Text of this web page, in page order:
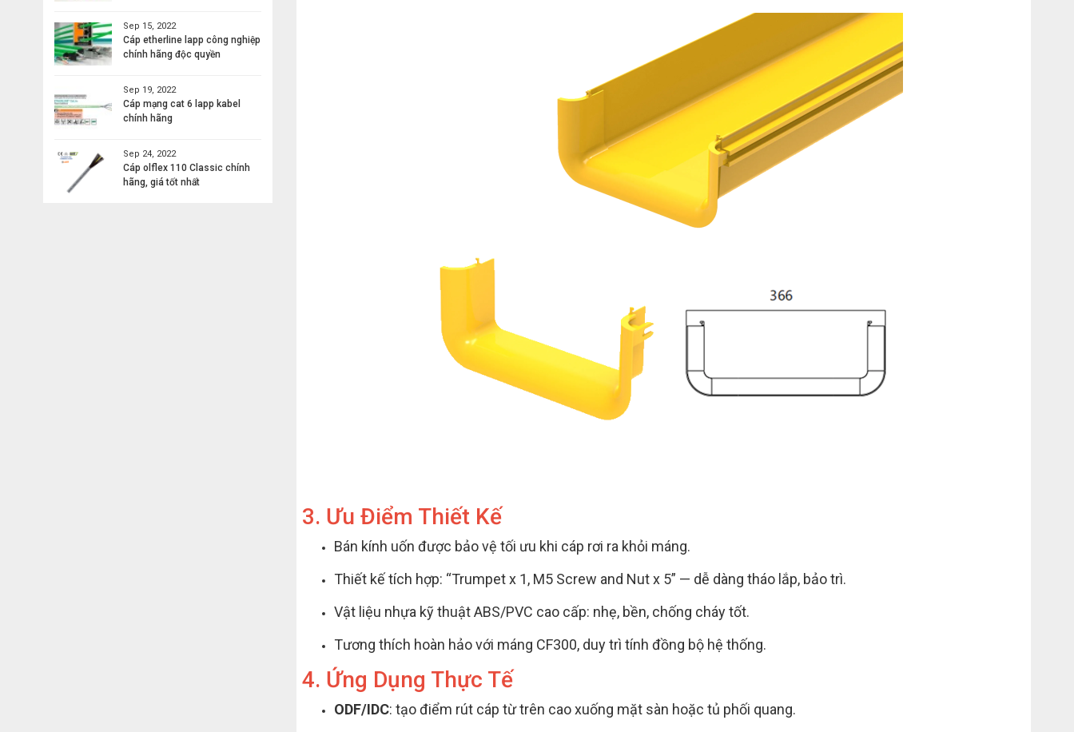
Sep 15, 2022
Cáp etherline lapp công nghiệp
chính hãng độc quyền
Sep 19, 2022
Cáp mạng cat 6 lapp kabel
chính hãng
Sep 24, 2022
Cáp olflex 110 Classic chính
hãng, giá tốt nhất
3. Ưu Điểm Thiết Kế
Bán kính uốn được bảo vệ tối ưu khi cáp rơi ra khỏi máng.
Thiết kế tích hợp: “Trumpet x 1, M5 Screw and Nut x 5” — dễ dàng tháo lắp, bảo trì.
Vật liệu nhựa kỹ thuật ABS/PVC cao cấp: nhẹ, bền, chống cháy tốt.
Tương thích hoàn hảo với máng CF300, duy trì tính đồng bộ hệ thống.
4. Ứng Dụng Thực Tế
ODF/IDC: tạo điểm rút cáp từ trên cao xuống mặt sàn hoặc tủ phối quang.